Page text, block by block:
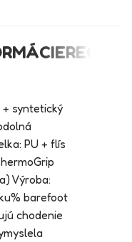
syntetický
PU + flís
Výroba:
barefoot
chodenie